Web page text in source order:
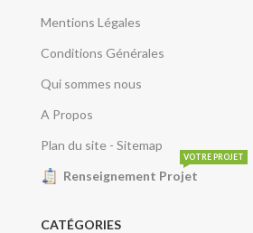
Mentions Légales
Conditions Générales
Qui sommes nous
A Propos
Plan du site - Sitemap
Renseignement Projet
VOTRE PROJET
CATÉGORIES